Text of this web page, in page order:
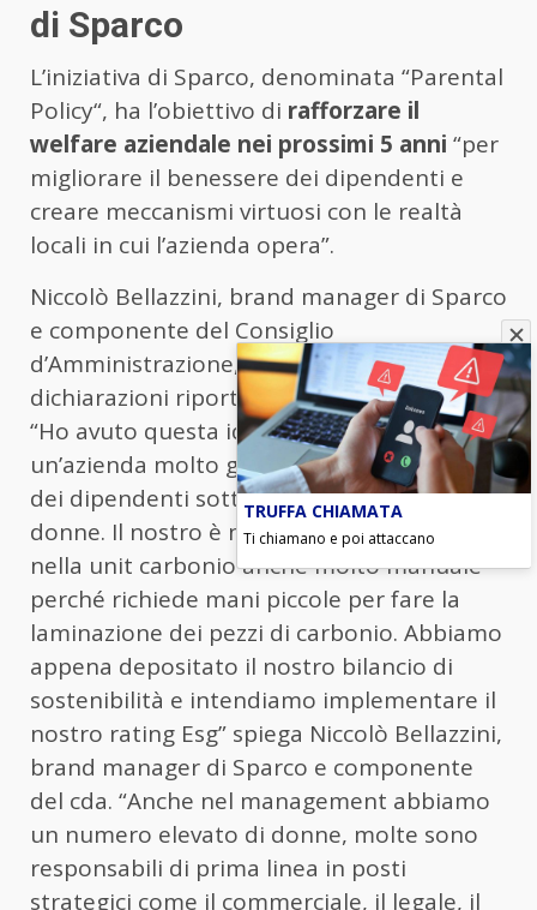
di Sparco
L’iniziativa di Sparco, denominata “Parental
Policy“, ha l’obiettivo di rafforzare il
welfare aziendale nei prossimi 5 anni “per
migliorare il benessere dei dipendenti e
creare meccanismi virtuosi con le realtà
locali in cui l’azienda opera”.
Niccolò Bellazzini, brand manager di Sparco
e componente del Consiglio
d’Amministrazione, ha spiegato in alcune
dichiarazioni riportate dall’agenzia ‘ANSA’:
“Ho avuto questa idea perché siamo
un’azienda molto giovane con un’età media
dei dipendenti sotto i 40 anni e il 60%
donne. Il nostro è n mestiere sartoriale e
nella unit carbonio anche molto manuale
perché richiede mani piccole per fare la
laminazione dei pezzi di carbonio. Abbiamo
appena depositato il nostro bilancio di
sostenibilità e intendiamo implementare il
nostro rating Esg” spiega Niccolò Bellazzini,
brand manager di Sparco e componente
del cda. “Anche nel management abbiamo
un numero elevato di donne, molte sono
responsabili di prima linea in posti
strategici come il commerciale, il legale, il
TRUFFA CHIAMATA
Ti chiamano e poi attaccano